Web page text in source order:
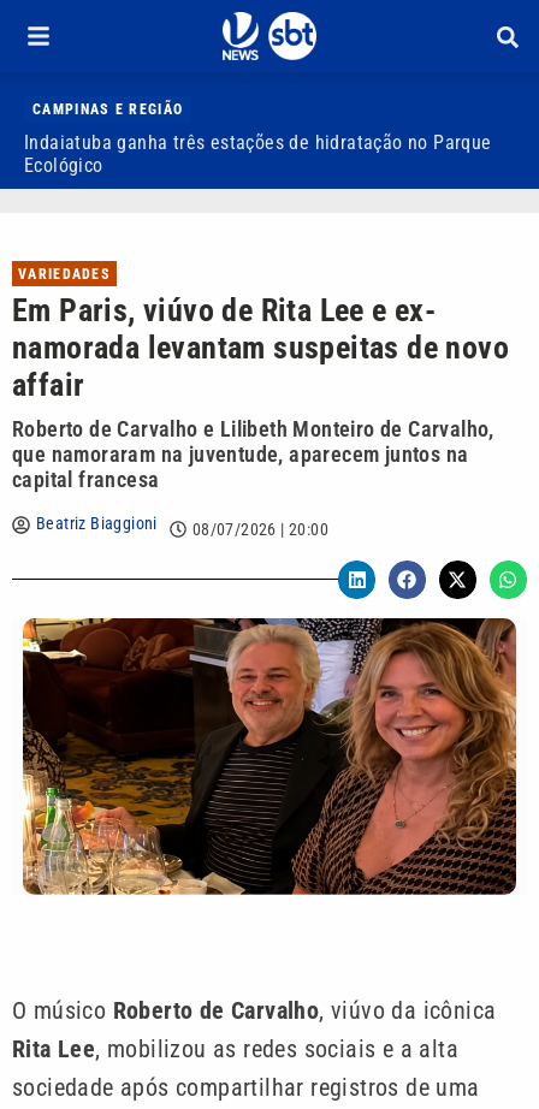
CAMPINAS E REGIÃO
Indaiatuba ganha três estações de hidratação no Parque
Ecológico
VARIEDADES
Em Paris, viúvo de Rita Lee e ex-
namorada levantam suspeitas de novo
affair
Roberto de Carvalho e Lilibeth Monteiro de Carvalho,
que namoraram na juventude, aparecem juntos na
capital francesa
Beatriz Biaggioni 08/07/2026 | 20:00
O músico Roberto de Carvalho, viúvo da icônica
Rita Lee, mobilizou as redes sociais e a alta
sociedade após compartilhar registros de uma